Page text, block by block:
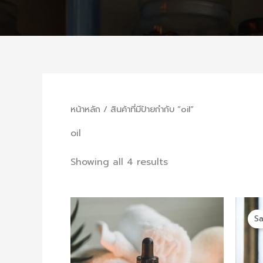
หน้าหลัก / สินค้าที่มีป้ายกำกับ “oil”
oil
Showing all 4 results